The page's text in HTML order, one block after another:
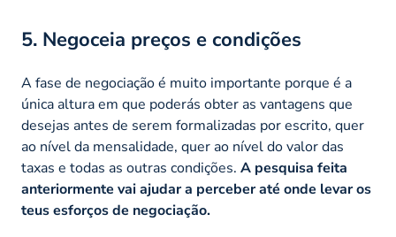
5. Negoceia preços e condições
A fase de negociação é muito importante porque é a
única altura em que poderás obter as vantagens que
desejas antes de serem formalizadas por escrito, quer
ao nível da mensalidade, quer ao nível do valor das
taxas e todas as outras condições. A pesquisa feita
anteriormente vai ajudar a perceber até onde levar os
teus esforços de negociação.